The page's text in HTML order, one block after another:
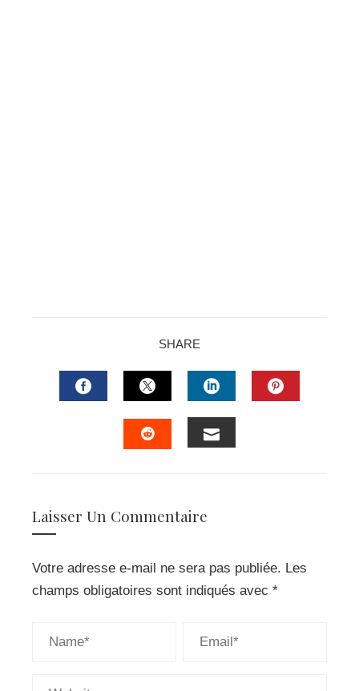
SHARE
FACEBOOKTWITTERLINKEDIN
Laisser Un Commentaire
Votre adresse e-mail ne sera pas publiée. Les
champs obligatoires sont indiqués avec *